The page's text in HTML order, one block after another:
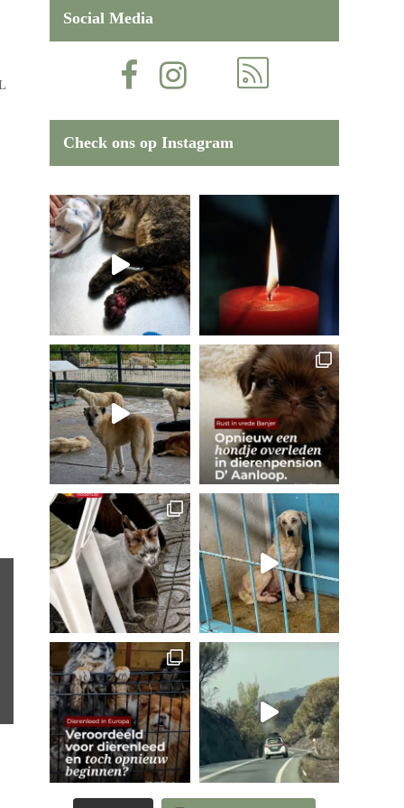
Social Media
Check ons op Instagram